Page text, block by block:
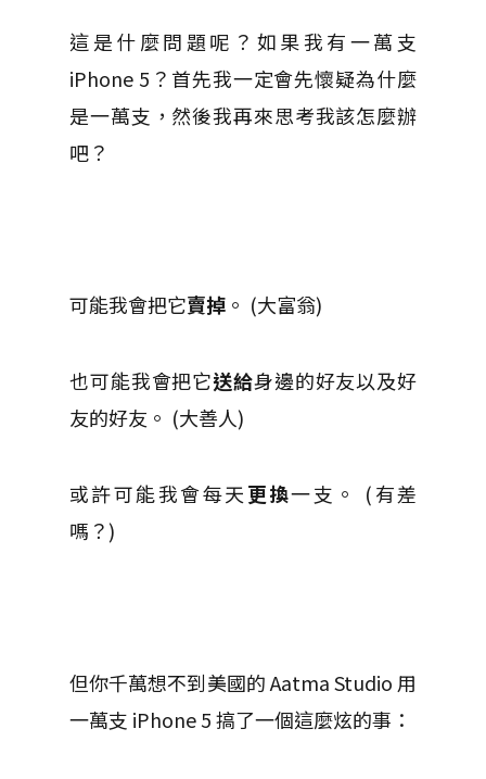
這是什麼問題呢？如果我有一萬支
iPhone 5？首先我一定會先懷疑為什麼
是一萬支，然後我再來思考我該怎麼辦
吧？
可能我會把它賣掉 。 (大富翁)
也可能我會把它送給身邊的好友以及好
友的好友。 (大善人)
或許可能我會每天更換一支。 (有差
嗎？)
但你千萬想不到美國的 Aatma Studio 用
一萬支 iPhone 5 搞了一個這麼炫的事：